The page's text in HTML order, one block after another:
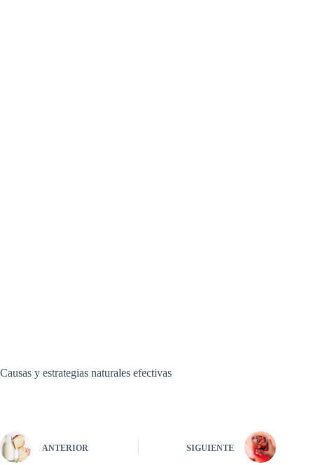
Causas y estrategias naturales efectivas
ANTERIOR SIGUIENTE